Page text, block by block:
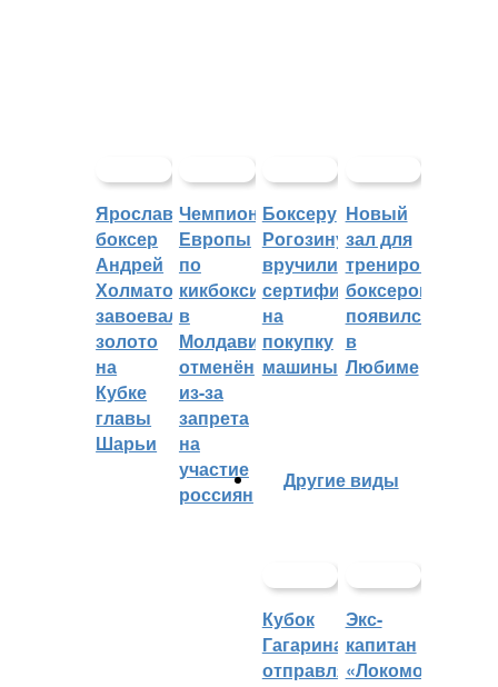
Ярославский
боксер
Андрей
Холматов
завоевал
золото
на
Кубке
главы
Шарьи
Чемпионат
Европы
по
кикбоксингу
в
Молдавии
отменён
из-за
запрета
на
участие
россиян
Боксеру
Рогозину
вручили
сертификат
на
покупку
машины
Новый
зал для
тренировок
боксеров
появился
в
Любиме
Другие виды
Кубок
Гагарина
отправляется
Экс-
капитан
«Локомотива»